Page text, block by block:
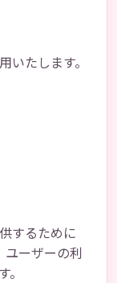
たします。
するために
ーザーの利